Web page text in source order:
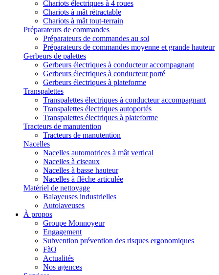
Chariots électriques à 4 roues
Chariots à mât rétractable
Chariots à mât tout-terrain
Préparateurs de commandes
Préparateurs de commandes au sol
Préparateurs de commandes moyenne et grande hauteur
Gerbeurs de palettes
Gerbeurs électriques à conducteur accompagnant
Gerbeurs électriques à conducteur porté
Gerbeurs électriques à plateforme
Transpalettes
Transpalettes électriques à conducteur accompagnant
Transpalettes électriques autoportés
Transpalettes électriques à plateforme
Tracteurs de manutention
Tracteurs de manutention
Nacelles
Nacelles automotrices à mât vertical
Nacelles à ciseaux
Nacelles à basse hauteur
Nacelles à flèche articulée
Matériel de nettoyage
Balayeuses industrielles
Autolaveuses
À propos
Groupe Monnoyeur
Engagement
Subvention prévention des risques ergonomiques
FàQ
Actualités
Nos agences